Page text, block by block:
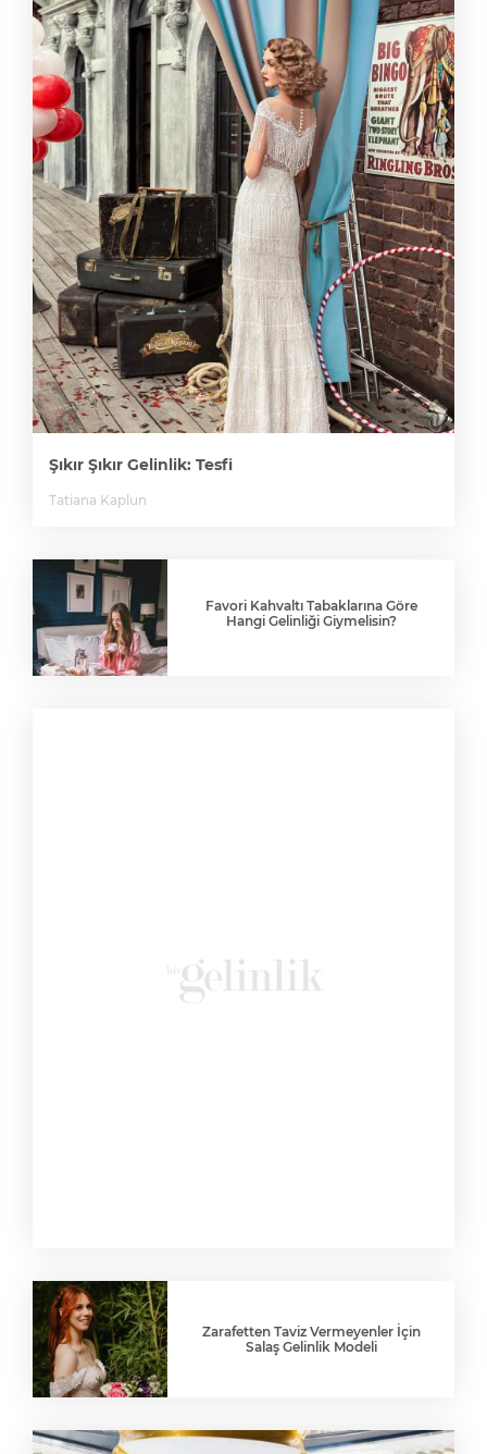
Şıkır Şıkır Gelinlik: Tesfi
Tatiana Kaplun
Favori Kahvaltı Tabaklarına Göre
Hangi Gelinliği Giymelisin?
Zarafetten Taviz Vermeyenler İçin
Salaş Gelinlik Modeli